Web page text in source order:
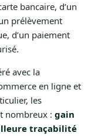
bancaire, d’un
prélèvement
d’un paiement
avec la
en ligne et
les
nombreux : gain
traçabilité